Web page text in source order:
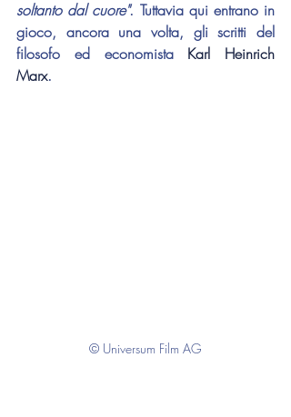
soltanto dal cuore". Tuttavia qui entrano in
gioco, ancora una volta, gli scritti del
filosofo ed economista Karl Heinrich
Marx.
© Universum Film AG